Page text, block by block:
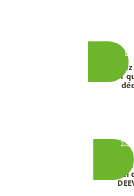
DEEVERT
Prenez
avec